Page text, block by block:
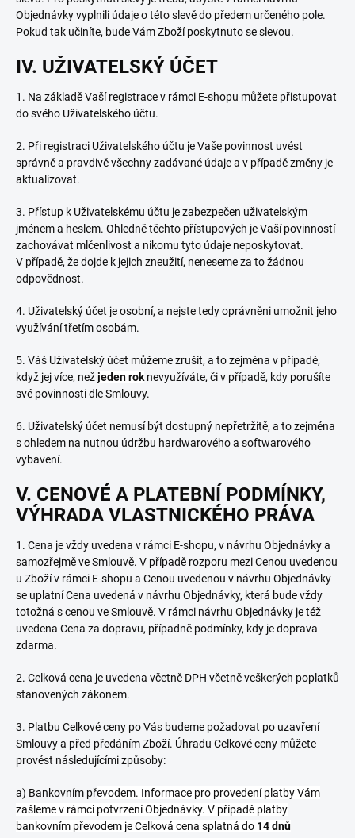
Objednávky vyplnili údaje o této slevě do předem určeného pole.
Pokud tak učiníte, bude Vám Zboží poskytnuto se slevou.
IV. UŽIVATELSKÝ ÚČET
1. Na základě Vaší registrace v rámci E-shopu můžete přistupovat
do svého Uživatelského účtu.
2. Při registraci Uživatelského účtu je Vaše povinnost uvést
správně a pravdivě všechny zadávané údaje a v případě změny je
aktualizovat.
3. Přístup k Uživatelskému účtu je zabezpečen uživatelským
jménem a heslem. Ohledně těchto přístupových je Vaší povinností
zachovávat mlčenlivost a nikomu tyto údaje neposkytovat.
V případě, že dojde k jejich zneužití, neneseme za to žádnou
odpovědnost.
4. Uživatelský účet je osobní, a nejste tedy oprávněni umožnit jeho
využívání třetím osobám.
5. Váš Uživatelský účet můžeme zrušit, a to zejména v případě,
když jej více, nežjeden rok nevyužíváte, či v případě, kdy porušíte
své povinnosti dle Smlouvy.
6. Uživatelský účet nemusí být dostupný nepřetržitě, a to zejména
s ohledem na nutnou údržbu hardwarového a softwarového
vybavení.
V. CENOVÉ A PLATEBNÍ PODMÍNKY,
VÝHRADA VLASTNICKÉHO PRÁVA
1. Cena je vždy uvedena v rámci E-shopu, v návrhu Objednávky a
samozřejmě ve Smlouvě. V případě rozporu mezi Cenou uvedenou
u Zboží v rámci E-shopu a Cenou uvedenou v návrhu Objednávky
se uplatní Cena uvedená v návrhu Objednávky, která bude vždy
totožná s cenou ve Smlouvě. V rámci návrhu Objednávky je též
uvedena Cena za dopravu, případně podmínky, kdy je doprava
zdarma.
2. Celková cena je uvedena včetně DPH včetně veškerých poplatků
stanovených zákonem.
3. Platbu Celkové ceny po Vás budeme požadovat po uzavření
Smlouvy a před předáním Zboží. Úhradu Celkové ceny můžete
provést následujícímizpůsoby:
a) Bankovním převodem. Informace pro provedení platby Vám
zašleme v rámci potvrzení Objednávky. V případě platby
bankovním převodem je Celková cena splatná do 14 dnů